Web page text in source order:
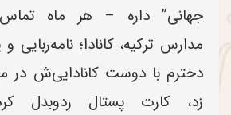
جهانی” داره – هر ماه
مدارس ترکیه، کانادا؛ نامه‌ربایی
دخترم با دوست کانادایی‌ش در
زد، کارت پستال ردوبدل